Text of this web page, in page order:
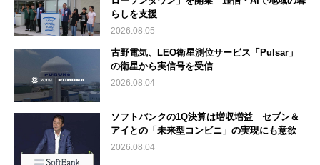
らしを支援
2026.08.05
古野電気、LEO衛星測位サービス「Pulsar」
の衛星から実信号を受信
2026.08.04
ソフトバンクの1Q決算は増収増益 セブン＆
アイとの「未来型コンビニ」の実現にも意欲
2026.08.04